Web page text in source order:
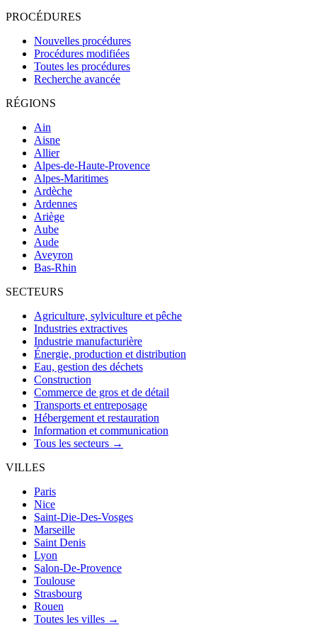
PROCÉDURES
Nouvelles procédures
Procédures modifiées
Toutes les procédures
Recherche avancée
RÉGIONS
Ain
Aisne
Allier
Alpes-de-Haute-Provence
Alpes-Maritimes
Ardèche
Ardennes
Ariège
Aube
Aude
Aveyron
Bas-Rhin
SECTEURS
Agriculture, sylviculture et pêche
Industries extractives
Industrie manufacturière
Énergie, production et distribution
Eau, gestion des déchets
Construction
Commerce de gros et de détail
Transports et entreposage
Hébergement et restauration
Information et communication
Tous les secteurs →
VILLES
Paris
Nice
Saint-Die-Des-Vosges
Marseille
Saint Denis
Lyon
Salon-De-Provence
Toulouse
Strasbourg
Rouen
Toutes les villes →